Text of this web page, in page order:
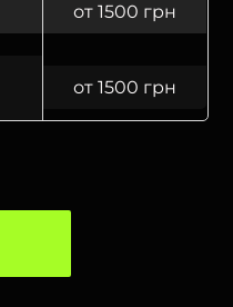
от 1500 грн
от 1500 грн